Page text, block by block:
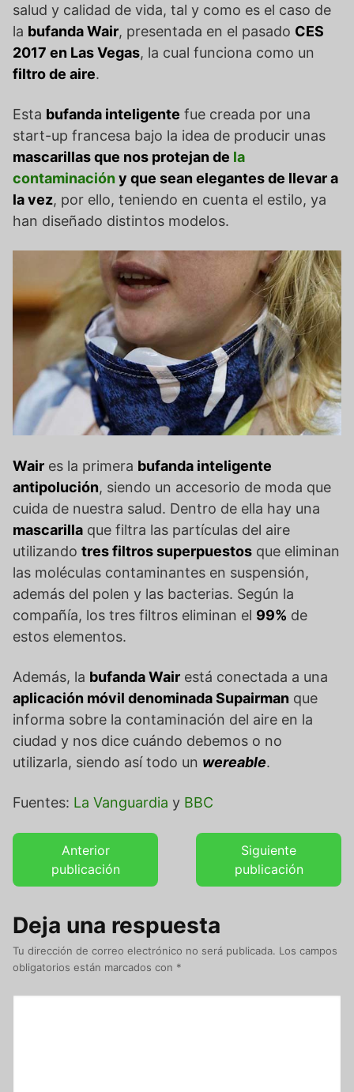
salud y calidad de vida, tal y como es el caso de
la bufanda Wair, presentada en el pasado CES
2017 en Las Vegas, la cual funciona como un
filtro de aire.
Esta bufanda inteligente fue creada por una
start-up francesa bajo la idea de producir unas
mascarillas que nos protejan de la
contaminacióny que sean elegantes de llevar a
la vez, por ello, teniendo en cuenta el estilo, ya
han diseñado distintos modelos.
Wair es la primera bufanda inteligente
antipolución, siendo un accesorio de moda que
cuida de nuestra salud. Dentro de ella hay una
mascarilla que filtra las partículas del aire
utilizando tres filtros superpuestos que eliminan
las moléculas contaminantes en suspensión,
además del polen y las bacterias. Según la
compañía, los tres filtros eliminan el 99% de
estos elementos.
Además, la bufanda Wair está conectada a una
aplicación móvil denominada Supairman que
informa sobre la contaminación del aire en la
ciudad y nos dice cuándo debemos o no
utilizarla, siendo así todo un wereable.
Fuentes: La Vanguardia y BBC
Anterior
publicación
Siguiente
publicación
Deja una respuesta
Tu dirección de correo electrónico no será publicada. Los campos
obligatorios están marcados con *